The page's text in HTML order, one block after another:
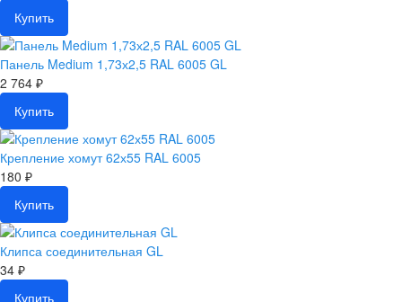
Купить
Панель Medium 1,73х2,5 RAL 6005 GL
2 764 ₽
Купить
Крепление хомут 62х55 RAL 6005
180 ₽
Купить
Клипса соединительная GL
34 ₽
Купить